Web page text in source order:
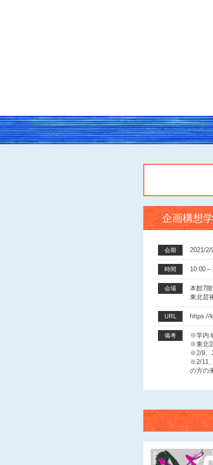
企画構想
会期 2021/2/
時間 10:00
会場
本館7
東北芸
URL https://
備考
※学内
※東北
※2/9、
※2/11
の方の